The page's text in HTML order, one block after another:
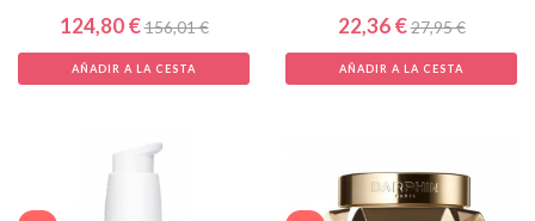
124,80 €156,01 €
AÑADIR A LA CESTA
22,36 €27,95 €
AÑADIR A LA CESTA